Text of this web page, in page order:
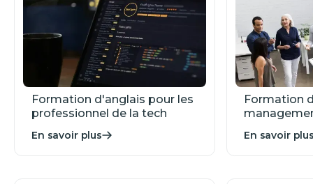
Formation d'anglais pour les
professionnel de la tech
En savoir plus
Formation
En savoir